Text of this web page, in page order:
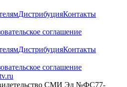
ДистрибуцияКонтакты
соглашение
ДистрибуцияКонтакты
соглашение
СМИ Эл №ФС77-